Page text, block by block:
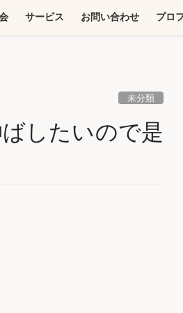
サービス お問い合わせ プロ
未分類
したいので是